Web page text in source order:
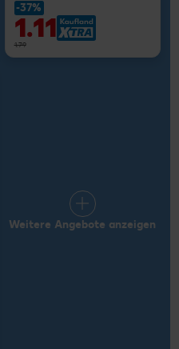
-37%
1.11
1.79
Weitere Angebote anzeigen